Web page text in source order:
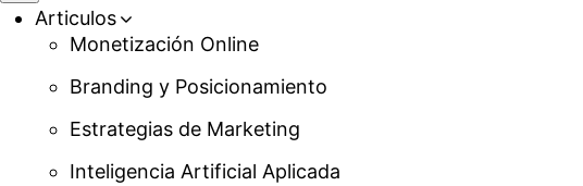
Articulos
Monetización Online
Branding y Posicionamiento
Estrategias de Marketing
Inteligencia Artificial Aplicada